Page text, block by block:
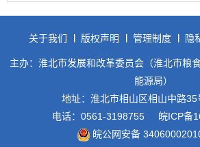
关于我们 版权声明 管理制度 隐
主办：淮北市发展和改革委员会（淮北市粮
能源局）
地址：淮北市相山区相山中路35
电话：0561-3198755
皖ICP备
皖公网安备